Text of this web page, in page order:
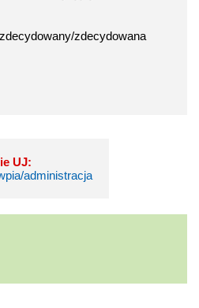
zdecydowana
UJ:
administracja